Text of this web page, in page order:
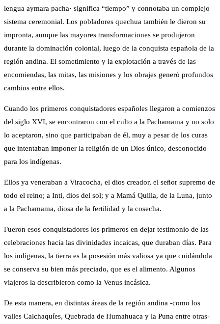
lengua aymara pacha· significa “tiempo” y connotaba un complejo
sistema ceremonial. Los pobladores quechua también le dieron su
impronta, aunque las mayores transformaciones se produjeron
durante la dominación colonial, luego de la conquista española de la
región andina. El sometimiento y la explotación a través de las
encomiendas, las mitas, las misiones y los obrajes generó profundos
cambios entre ellos.
Cuando los primeros conquistadores españoles llegaron a comienzos
del siglo XVI, se encontraron con el culto a la Pachamama y no solo
lo aceptaron, sino que participaban de él, muy a pesar de los curas
que intentaban imponer la religión de un Dios único, desconocido
para los indígenas.
Ellos ya veneraban a Viracocha, el dios creador, el señor supremo de
todo el reino; a Inti, dios del sol; y a Mamá Quilla, de la Luna, junto
a la Pachamama, diosa de la fertilidad y la cosecha.
Fueron esos conquistadores los primeros en dejar testimonio de las
celebraciones hacia las divinidades incaicas, que duraban días. Para
los indígenas, la tierra es la posesión más valiosa ya que cuidándola
se conserva su bien más preciado, que es el alimento. Algunos
viajeros la describieron como la Venus incásica.
De esta manera, en distintas áreas de la región andina -como los
valles Calchaquíes, Quebrada de Humahuaca y la Puna entre otras-